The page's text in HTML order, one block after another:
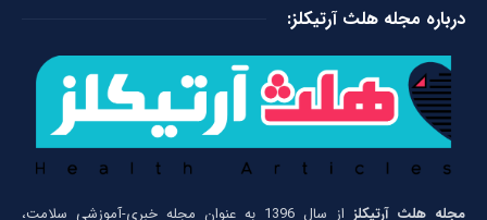
درباره مجله هلث آرتیکلز:
مجله هلث آرتیکلز از سال 1396 به عنوان مجله خبری-آموزشی سلامت،